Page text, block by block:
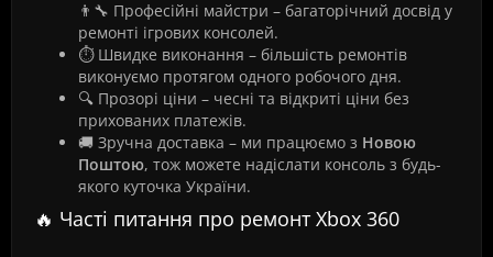
👨‍🔧 Професійні майстри – багаторічний досвід у
ремонті ігрових консолей.
⏱️ Швидке виконання – більшість ремонтів
виконуємо протягом одного робочого дня.
🔍 Прозорі ціни – чесні та відкриті ціни без
прихованих платежів.
🚚 Зручна доставка – ми працюємо з Новою
Поштою, тож можете надіслати консоль з будь-
якого куточка України.
🔥 Часті питання про ремонт Xbox 360